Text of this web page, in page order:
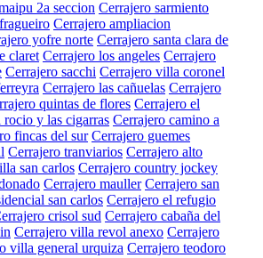
2a seccion Cerrajero sarmiento
Cerrajero ampliacion
yofre norte Cerrajero santa clara de
claret Cerrajero los angeles Cerrajero
Cerrajero sacchi Cerrajero villa coronel
Cerrajero las cañuelas Cerrajero
quintas de flores Cerrajero el
rocio y las cigarras Cerrajero camino a
fincas del sur Cerrajero guemes
Cerrajero tranviarios Cerrajero alto
san carlos Cerrajero country jockey
Cerrajero mauller Cerrajero san
san carlos Cerrajero el refugio
crisol sud Cerrajero cabaña del
Cerrajero villa revol anexo Cerrajero
villa general urquiza Cerrajero teodoro